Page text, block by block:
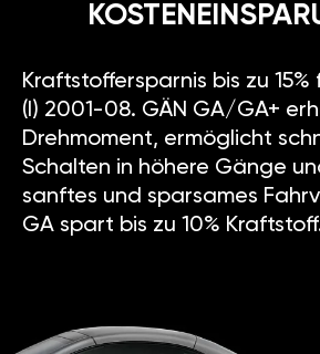
Kraftstoffersparnis bis zu
(I) 2001-08. GÄN GA/GA+
Drehmoment, ermöglicht
Schalten in höhere Gänge
sanftes und sparsames
GA spart bis zu 10%